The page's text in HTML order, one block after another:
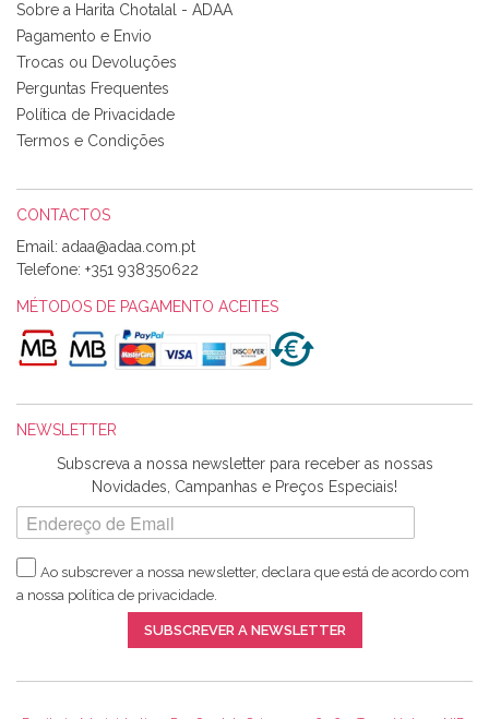
Tudo chegou em condições, pois os produtos vieram muito
bem acondicionados. Estou plenamente satisfeita com os
produtos adquiridos. Relativamente à bolsa, tem um tecido
com um padrão e cores muito bonitas e a execução está
perfeitíssima. Futuramente penso voltar a comprar na vossa
loja, têm excelentes artigos a um preço muito justo. A
Alexandra Morais
Olá boa Noite. Os meus tecidos chegaram hoje. Muito
obrigada pelo miminho que dá um jeitaço pras minhas linhas
de bordar e não sei o que pões nos tecidos, mas que cheiram
maravilhosamente ... cheiram! :) Muito Obrigada.
Harita a minha encomenda já chegou. :) Muito obrigada pela
rapidez no envio, pela qualidade dos materiais que me
enviaste e pela simpatia de sempre. :)
Catarina Amaro
5 estrelas. Gosto muito do serviço. A Harita Chotalal é muito
Recomendo.
Sobre a Harita Chotalal - ADAA
Pagamento e Envio
Trocas ou Devoluções
Perguntas Frequentes
Política de Privacidade
Termos e Condições
CONTACTOS
Email:
Telefone: +351 938350622
MÉTODOS DE PAGAMENTO ACEITES
NEWSLETTER
Subscreva a nossa newsletter para receber as nossas
Novidades, Campanhas e Preços Especiais!
Ao subscrever a nossa newsletter, declara que está de acordo com
a nossa política de privacidade.
SUBSCREVER A NEWSLETTER